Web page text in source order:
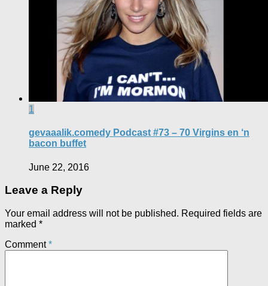
1
gevaaalik.comedy Podcast #73 – 70 Virgins en ‘n
bacon buffet
June 22, 2016
Leave a Reply
Your email address will not be published. Required fields are
marked *
Comment*